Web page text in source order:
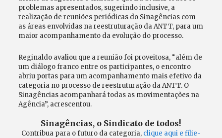
problemas apresentados, sugerindo inclusive, a
realização de reuniões periódicas do Sinagências com
as áreas envolvidas na reestruturação da ANTT, para um
maior acompanhamento da evolução do processo.
Reginaldo avaliou que a reunião foi proveitosa, “além de
um diálogo franco entre os participantes, o encontro
abriu portas para um acompanhamento mais efetivo da
categoria no processo de reestruturação da ANTT. O
Sinagências acompanhará todas as movimentações na
Agência”, acrescentou.
Sinagências, o Sindicato de todos!
Contribua para o futuro da categoria, clique aqui e filie-